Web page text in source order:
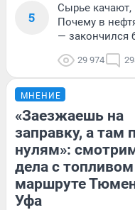
5
Сырье качают,
Почему в
— закончился
29 974
МНЕНИЕ
«Заезжаешь на
заправку, а там
нулям»:
дела с
маршруте
Уфа